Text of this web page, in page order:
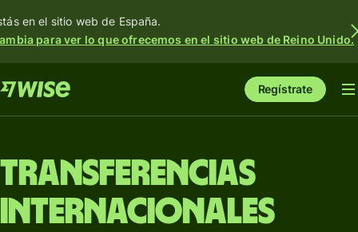
en el sitio web de España.
para ver lo que ofrecemos en el sitio web de Reino Unido.
Regístrate
Transferencias
internacionales